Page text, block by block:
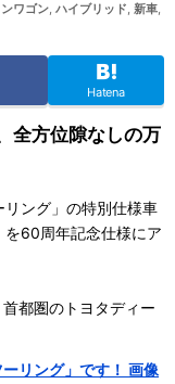
ワゴン, ハイブリッド, 新車,
Hatena
全方位隙なしの万
ング」の特別仕様車
を60周年記念仕様にア
都圏のトヨタディー
リング」です！ 画像